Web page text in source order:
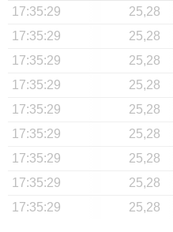
17:35:29
25,28
17:35:29
25,28
17:35:29
25,28
17:35:29
25,28
17:35:29
25,28
17:35:29
25,28
17:35:29
25,28
17:35:29
25,28
17:35:29
25,28